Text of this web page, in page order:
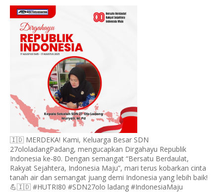
🇮🇩 MERDEKA! Kami, Keluarga Besar SDN
27ololadangPadang, mengucapkan Dirgahayu Republik
Indonesia ke-80. Dengan semangat “Bersatu Berdaulat,
Rakyat Sejahtera, Indonesia Maju”, mari terus kobarkan cinta
tanah air dan semangat juang demi Indonesia yang lebih baik!
💪🇮🇩 #HUTRI80 #SDN27olo ladang #IndonesiaMaju